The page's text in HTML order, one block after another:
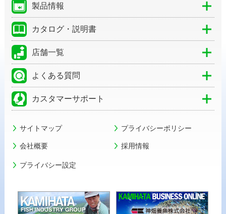
製品情報
カタログ・説明書
店舗一覧
よくある質問
カスタマーサポート
サイトマップ プライバシーポリシー
会社概要 採用情報
プライバシー設定